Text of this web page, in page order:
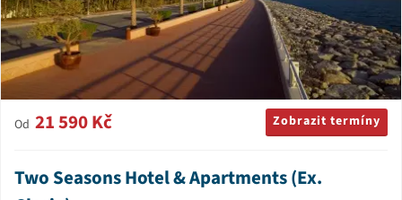
Od 21 590 Kč Zobrazit termíny
Two Seasons Hotel & Apartments (Ex.